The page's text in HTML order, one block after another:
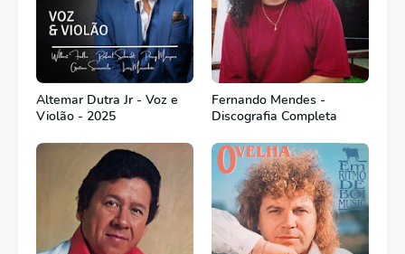
Altemar Dutra Jr - Voz e
Violão - 2025
Fernando Mendes -
Discografia Completa